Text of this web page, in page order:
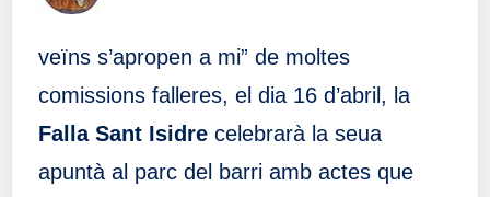
veïns s’apropen a mi” de moltes
comissions falleres, el dia 16 d’abril, la
Falla Sant Isidrecelebrarà la seua
apuntà al parc del barri amb actes que